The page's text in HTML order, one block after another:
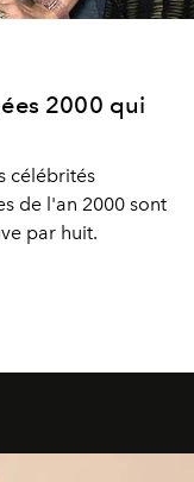
2000 qui
célébrités
de l'an 2000 sont
par huit.